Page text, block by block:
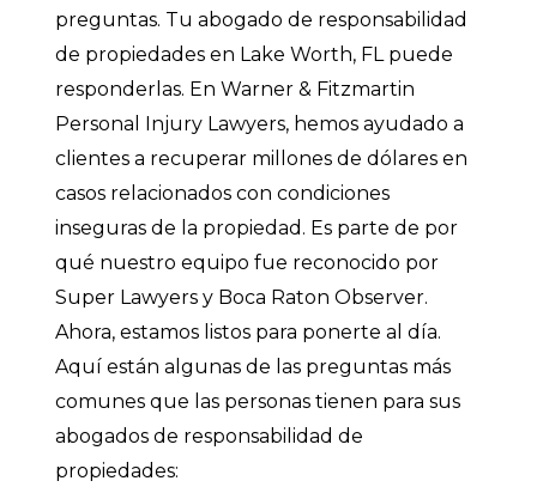
preguntas. Tu abogado de responsabilidad
de propiedades en Lake Worth, FL puede
responderlas. En Warner & Fitzmartin
Personal Injury Lawyers, hemos ayudado a
clientes a recuperar millones de dólares en
casos relacionados con condiciones
inseguras de la propiedad. Es parte de por
qué nuestro equipo fue reconocido por
Super Lawyers y Boca Raton Observer.
Ahora, estamos listos para ponerte al día.
Aquí están algunas de las preguntas más
comunes que las personas tienen para sus
abogados de responsabilidad de
propiedades: